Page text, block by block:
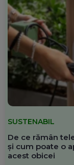
SUSTENABIL
De ce rămân
și cum poate o
acest obicei